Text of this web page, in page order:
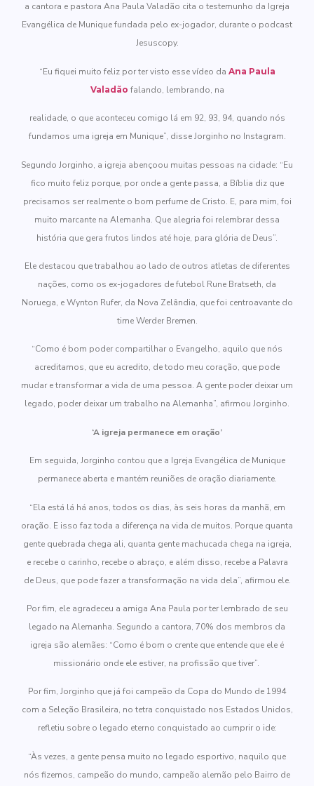
a cantora e pastora Ana Paula Valadão cita o testemunho da Igreja
Evangélica de Munique fundada pelo ex-jogador, durante o podcast
Jesuscopy.
“Eu fiquei muito feliz por ter visto esse vídeo da Ana Paula
Valadão falando, lembrando, na
realidade, o que aconteceu comigo lá em 92, 93, 94, quando nós
fundamos uma igreja em Munique”, disse Jorginho no Instagram.
Segundo Jorginho, a igreja abençoou muitas pessoas na cidade: “Eu
fico muito feliz porque, por onde a gente passa, a Bíblia diz que
precisamos ser realmente o bom perfume de Cristo. E, para mim, foi
muito marcante na Alemanha. Que alegria foi relembrar dessa
história que gera frutos lindos até hoje, para glória de Deus”.
Ele destacou que trabalhou ao lado de outros atletas de diferentes
nações, como os ex-jogadores de futebol Rune Bratseth, da
Noruega, e Wynton Rufer, da Nova Zelândia, que foi centroavante do
time Werder Bremen.
“Como é bom poder compartilhar o Evangelho, aquilo que nós
acreditamos, que eu acredito, de todo meu coração, que pode
mudar e transformar a vida de uma pessoa. A gente poder deixar um
legado, poder deixar um trabalho na Alemanha”, afirmou Jorginho.
‘A igreja permanece em oração’
Em seguida, Jorginho contou que a Igreja Evangélica de Munique
permanece aberta e mantém reuniões de oração diariamente.
“Ela está lá há anos, todos os dias, às seis horas da manhã, em
oração. E isso faz toda a diferença na vida de muitos. Porque quanta
gente quebrada chega ali, quanta gente machucada chega na igreja,
e recebe o carinho, recebe o abraço, e além disso, recebe a Palavra
de Deus, que pode fazer a transformação na vida dela”, afirmou ele.
Por fim, ele agradeceu a amiga Ana Paula por ter lembrado de seu
legado na Alemanha. Segundo a cantora, 70% dos membros da
igreja são alemães: “Como é bom o crente que entende que ele é
missionário onde ele estiver, na profissão que tiver”.
Por fim, Jorginho que já foi campeão da Copa do Mundo de 1994
com a Seleção Brasileira, no tetra conquistado nos Estados Unidos,
refletiu sobre o legado eterno conquistado ao cumprir o ide:
“Às vezes, a gente pensa muito no legado esportivo, naquilo que
nós fizemos, campeão do mundo, campeão alemão pelo Bairro de